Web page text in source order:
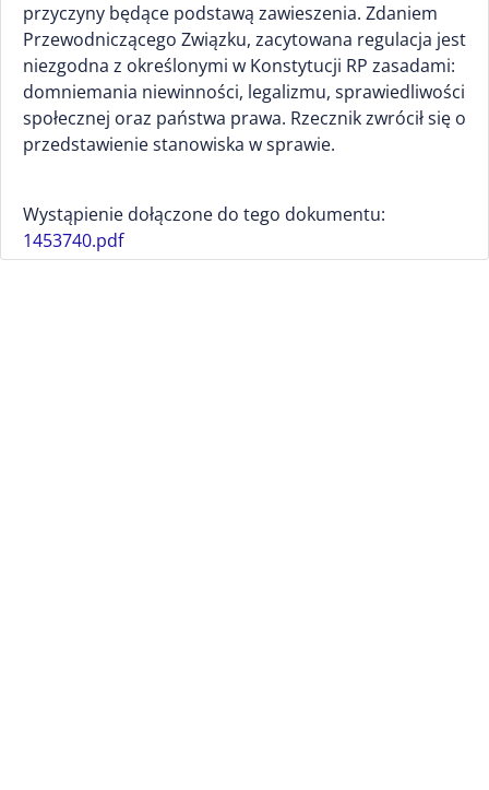
przyczyny będące podstawą zawieszenia. Zdaniem
Przewodniczącego Związku, zacytowana regulacja jest
niezgodna z określonymi w Konstytucji RP zasadami:
domniemania niewinności, legalizmu, sprawiedliwości
społecznej oraz państwa prawa. Rzecznik zwrócił się o
przedstawienie stanowiska w sprawie.
Wystąpienie dołączone do tego dokumentu:
1453740.pdf